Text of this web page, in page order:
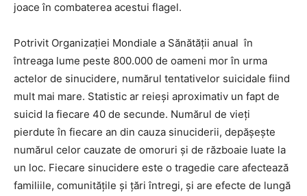
joace în combaterea acestui flagel.
Potrivit Organizației Mondiale a Sănătății anual în
întreaga lume peste 800.000 de oameni mor în urma
actelor de sinucidere, numărul tentativelor suicidale fiind
mult mai mare. Statistic ar reieși aproximativ un fapt de
suicid la fiecare 40 de secunde. Numărul de vieți
pierdute în fiecare an din cauza sinuciderii, depășește
numărul celor cauzate de omoruri și de războaie luate la
un loc. Fiecare sinucidere este o tragedie care afectează
familiile, comunitățile și țări întregi, și are efecte de lungă